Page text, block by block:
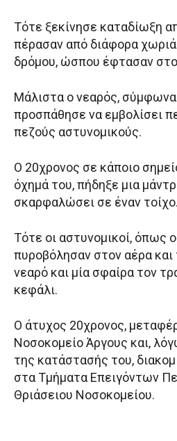
Τότε ξεκίνησε καταδίωξη
πέρασαν από διάφορα
δρόμου, ώσπου έφτασαν
Μάλιστα ο νεαρός,
προσπάθησε να εμβολίσει
πεζούς αστυνομικούς.
Ο 20χρονος σε κάποιο
όχημά του, πήδηξε μια
σκαρφαλώσει σε έναν τοίχο.
Τότε οι αστυνομικοί, όπως
πυροβόλησαν στον αέρα και
νεαρό και μία σφαίρα τον
κεφάλι.
Ο άτυχος 20χρονος,
Νοσοκομείο Άργους και,
της κατάστασής του,
στα Τμήματα Επειγόντων
Θριάσειου Νοσοκομείου.